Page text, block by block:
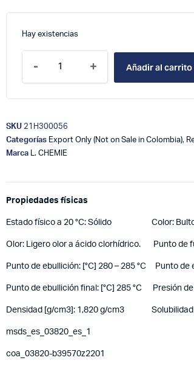
Hay existencias
- + Añadir al carrito
SKU 21H300056
Categorías Export Only (Not on Sale in Colombia),
Marca
L. CHEMIE
Propiedades físicas
Estado físico a 20 °C: Sólido Color:
Olor: Ligero olor a ácido clorhídrico. Punto de
Punto de ebullición: [°C] 280 – 285 °C Punto de
Punto de ebullición final: [°C] 285 °C Presión
Densidad [g/cm3]: 1,820 g/cm3 Solubilidad
msds_es_03820_es_1
coa_03820-b39570z2201